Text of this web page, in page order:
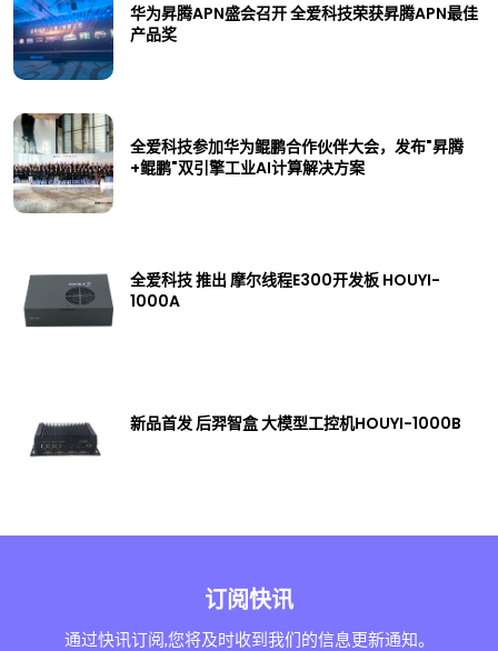
华为昇腾APN盛会召开 全爱科技荣获昇腾APN最佳
产品奖
全爱科技参加华为鲲鹏合作伙伴大会，发布"昇腾
+鲲鹏"双引擎工业AI计算解决方案
全爱科技 推出 摩尔线程E300开发板 HOUYI-
1000A
新品首发 后羿智盒 大模型工控机HOUYI-1000B
订阅快讯
通过快讯订阅,您将及时收到我们的信息更新通知。